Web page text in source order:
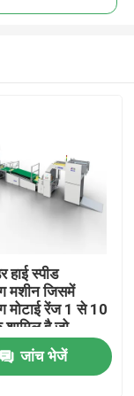
हाई स्पीड
मशीन जिसमें
मोटाई रेंज 1 से 10
शामिल है जो
के लिए
गई है
जांच भेजें